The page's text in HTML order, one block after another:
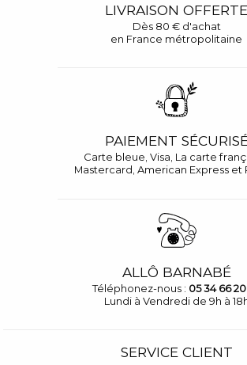
LIVRAISON OFFERTE
Dès 80 € d'achat
en France métropolitaine
PAIEMENT SÉCURISÉ
Carte bleue, Visa, La carte
Mastercard, American Express et
ALLÔ BARNABÉ
Téléphonez-nous : 05 34 66
Lundi à Vendredi de 9h à
SERVICE CLIENT